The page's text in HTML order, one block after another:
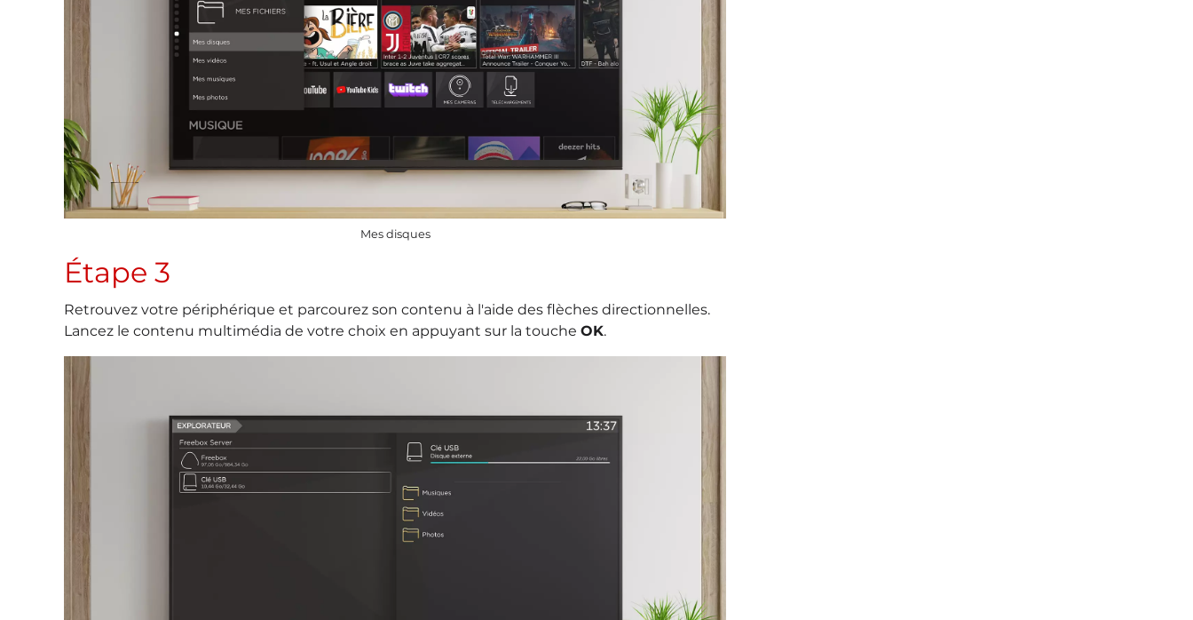
Mes disques
Étape 3
Retrouvez votre périphérique et parcourez son contenu à l'aide des flèches directionnelles.
Lancez le contenu multimédia de votre choix en appuyant sur la touche OK.